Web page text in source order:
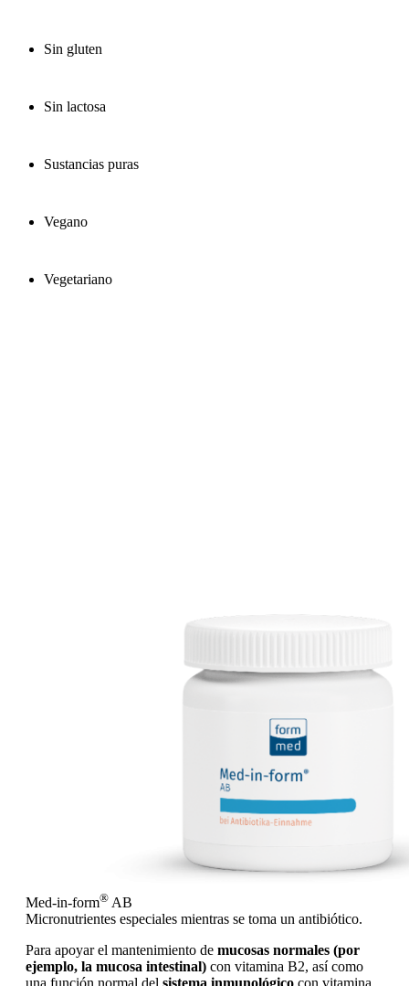
Sin gluten
Sin lactosa
Sustancias puras
Vegano
Vegetariano
Med-in-form® AB
Micronutrientes especiales mientras se toma un antibiótico.
Para apoyar el mantenimiento de mucosas normales (por
ejemplo, la mucosa intestinal) con vitamina B2, así como
una función normal del sistema inmunológico con vitamina